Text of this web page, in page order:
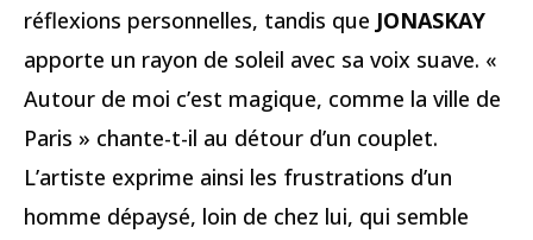
réflexions personnelles, tandis que JONASKAY
apporte un rayon de soleil avec sa voix suave. «
Autour de moi c’est magique, comme la ville de
Paris » chante-t-il au détour d’un couplet.
L’artiste exprime ainsi les frustrations d’un
homme dépaysé, loin de chez lui, qui semble